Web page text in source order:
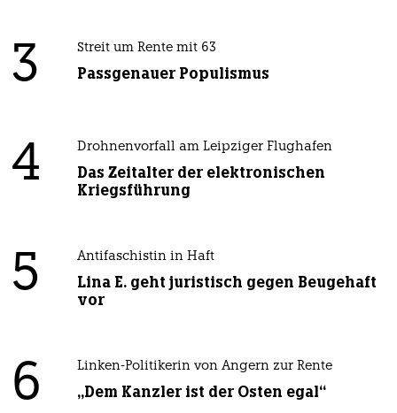
3 Streit um Rente mit 63
Passgenauer Populismus
4 Drohnenvorfall am Leipziger Flughafen
Das Zeitalter der elektronischen
Kriegsführung
5 Antifaschistin in Haft
Lina E. geht juristisch gegen Beugehaft
vor
6 Linken-Politikerin von Angern zur Rente
„Dem Kanzler ist der Osten egal“